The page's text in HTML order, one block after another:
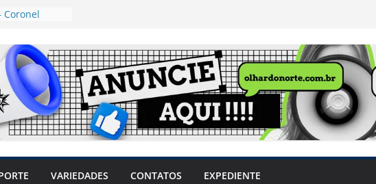
Coronel
mulheres
travar o
produtores
sem
VARIEDADES CONTATOS EXPEDIENTE